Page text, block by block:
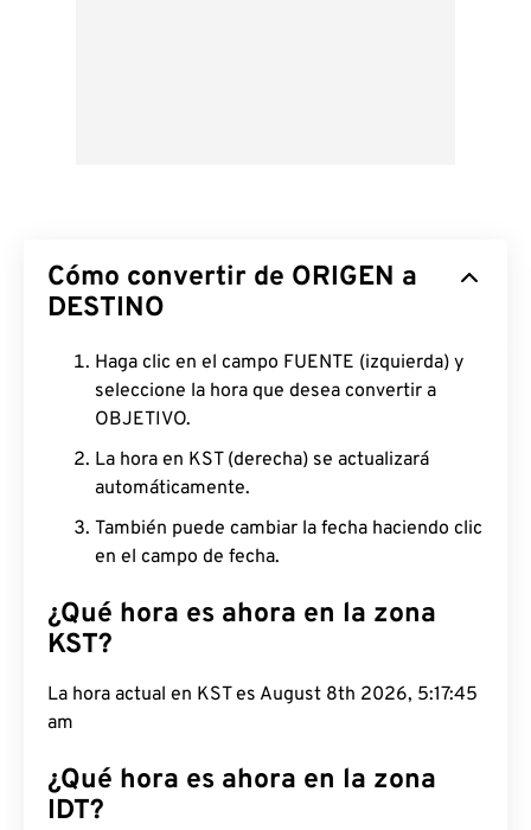
Cómo convertir de ORIGEN a
DESTINO
Haga clic en el campo FUENTE (izquierda) y
seleccione la hora que desea convertir a
OBJETIVO.
La hora en KST (derecha) se actualizará
automáticamente.
También puede cambiar la fecha haciendo clic
en el campo de fecha.
¿Qué hora es ahora en la zona
KST?
La hora actual en KST es August 8th 2026, 5:17:46
am
¿Qué hora es ahora en la zona
IDT?